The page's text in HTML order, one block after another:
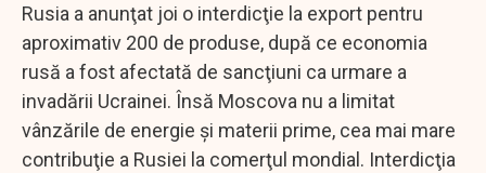
Rusia a anunţat joi o interdicţie la export pentru
aproximativ 200 de produse, după ce economia
rusă a fost afectată de sancţiuni ca urmare a
invadării Ucrainei. Însă Moscova nu a limitat
vânzările de energie şi materii prime, cea mai mare
contribuţie a Rusiei la comerţul mondial. Interdicţia